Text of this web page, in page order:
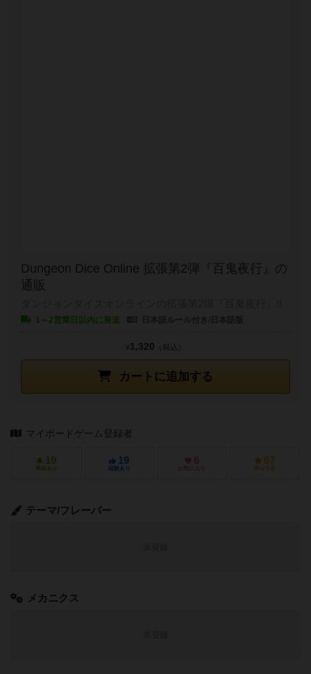
Dungeon Dice Online 拡張第2弾『百鬼夜行』の
通販
1～2営業日以内に発送
カートに追加する
¥1,320 （税込）
マイボードゲーム登録者
19
興味あり
19
経験あり
6
お気に入り
87
持ってる
テーマ/フレーバー
メカニクス